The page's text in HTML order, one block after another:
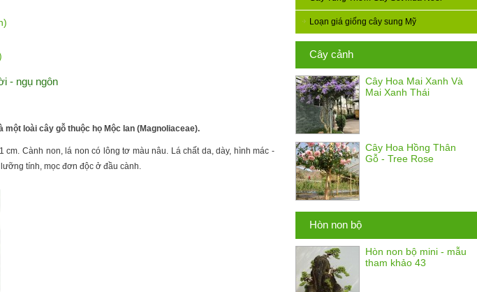
Loạn giá giống cây sung Mỹ
Cây cảnh
Cây Hoa Mai Xanh Và
Mai Xanh Thái
Cây Hoa Hồng Thân
Gỗ - Tree Rose
Hòn non bộ
Hòn non bộ mini - mẫu
tham khảo 43
- ngụ ngôn
một loài cây gỗ thuộc họ Mộc lan (Magnoliaceae).
Cành non, lá non có lông tơ màu nâu. Lá chất da, dày, hình mác -
tính, mọc đơn độc ở đầu cành.